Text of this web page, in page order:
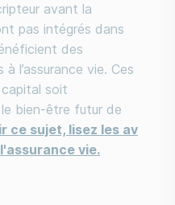
avant la
pas intégrés dans
des
l’assurance vie. Ces
soit
bien-être futur de
ce sujet, lisez les av
vie.